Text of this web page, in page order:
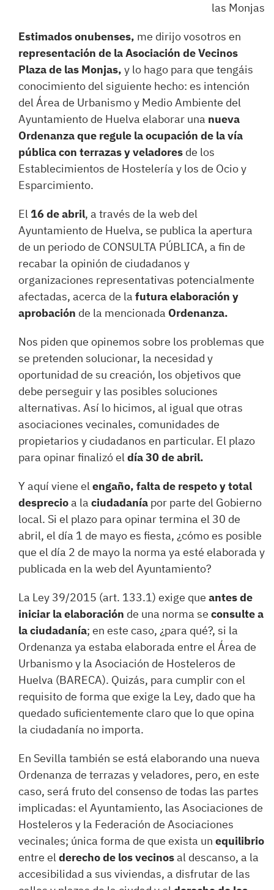
las Monjas
Estimados onubenses, me dirijo vosotros en
representación de la Asociación de Vecinos
Plaza de las Monjas, y lo hago para que tengáis
conocimiento del siguiente hecho: es intención
del Área de Urbanismo y Medio Ambiente del
Ayuntamiento de Huelva elaborar una nueva
Ordenanza que regule la ocupación de la vía
pública con terrazas y veladores de los
Establecimientos de Hostelería y los de Ocio y
Esparcimiento.
El 16 de abril, a través de la web del
Ayuntamiento de Huelva, se publica la apertura
de un periodo de CONSULTA PÚBLICA, a fin de
recabar la opinión de ciudadanos y
organizaciones representativas potencialmente
afectadas, acerca de la futura elaboración y
aprobación de la mencionada Ordenanza.
Nos piden que opinemos sobre los problemas que
se pretenden solucionar, la necesidad y
oportunidad de su creación, los objetivos que
debe perseguir y las posibles soluciones
alternativas. Así lo hicimos, al igual que otras
asociaciones vecinales, comunidades de
propietarios y ciudadanos en particular. El plazo
para opinar finalizó eldía 30 de abril.
Y aquí viene elengaño, falta de respeto y total
desprecioa la ciudadanía por parte del Gobierno
local. Si el plazo para opinar termina el 30 de
abril, el día 1 de mayo es fiesta, ¿cómo es posible
que el día 2 de mayo la norma ya esté elaborada y
publicada en la web del Ayuntamiento?
La Ley 39/2015 (art. 133.1) exige que antes de
iniciar la elaboración de una norma se consulte a
la ciudadanía; en este caso, ¿para qué?, si la
Ordenanza ya estaba elaborada entre el Área de
Urbanismo y la Asociación de Hosteleros de
Huelva (BARECA). Quizás, para cumplir con el
requisito de forma que exige la Ley, dado que ha
quedado suficientemente claro que lo que opina
la ciudadanía no importa.
En Sevilla también se está elaborando una nueva
Ordenanza de terrazas y veladores, pero, en este
caso, será fruto del consenso de todas las partes
implicadas: el Ayuntamiento, las Asociaciones de
Hosteleros y la Federación de Asociaciones
vecinales; única forma de que exista un equilibrio
entre elderecho de los vecinosal descanso, a la
accesibilidad a sus viviendas, a disfrutar de las